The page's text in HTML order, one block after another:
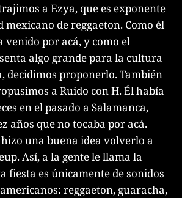
a Ezya, que es exponente
de reggaeton. Como él
venido por acá, y como el
algo grande para la cultura
decidimos proponerlo. También
a Ruido con H. Él había
en el pasado a Salamanca,
años que no tocaba por acá.
hizo una buena idea volverlo a
Así, a la gente le llama la
fiesta es únicamente de sonidos
reggaeton, guaracha,